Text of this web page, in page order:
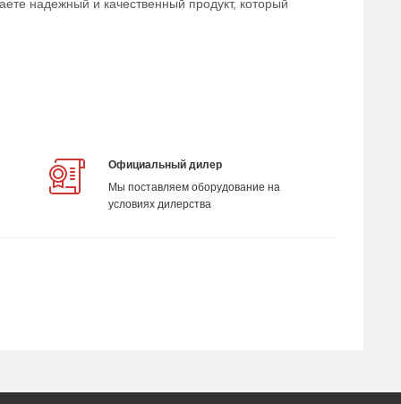
надежный и качественный продукт, который
Официальный дилер
Мы поставляем оборудование на
условиях дилерства